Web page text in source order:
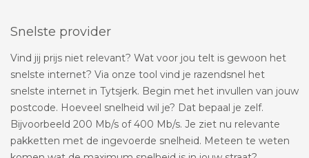
Snelste provider
Vind jij prijs niet relevant? Wat voor jou telt is gewoon het
snelste internet? Via onze tool vind je razendsnel het
snelste internet in Tytsjerk. Begin met het invullen van jouw
postcode. Hoeveel snelheid wil je? Dat bepaal je zelf.
Bijvoorbeeld 200 Mb/s of 400 Mb/s. Je ziet nu relevante
pakketten met de ingevoerde snelheid. Meteen te weten